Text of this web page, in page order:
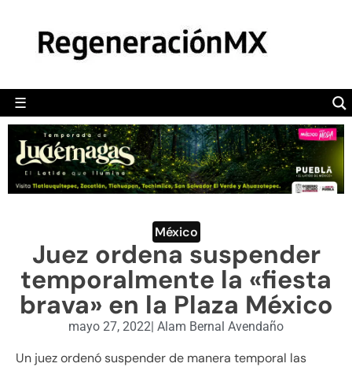
☰
POLÍTICA
CAMALEÓN
OPINIÓN
DEPORTES
ENGLISH SECTION
VIDEOS
México
Juez ordena suspender
temporalmente la «fiesta
brava» en la Plaza México
mayo 27, 2022| Alam Bernal Avendaño
Un juez ordenó suspender de manera temporal las